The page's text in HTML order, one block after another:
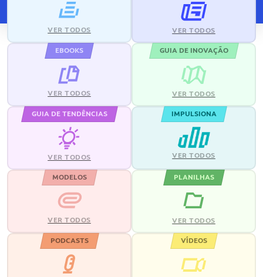
VER TODOS VER TODOS
EBOOKS
VER TODOS
GUIA DE INOVAÇÃO
VER TODOS
GUIA DE TENDÊNCIAS
VER TODOS
IMPULSIONA
VER TODOS
MODELOS
VER TODOS
PLANILHAS
VER TODOS
PODCASTS VÍDEOS